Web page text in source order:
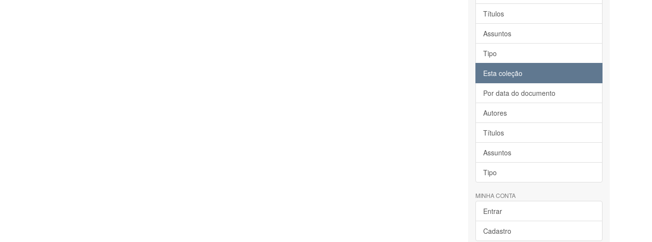
Títulos
Assuntos
Tipo
Esta coleção
Por data do documento
Autores
Títulos
Assuntos
Tipo
MINHA CONTA
Entrar
Cadastro